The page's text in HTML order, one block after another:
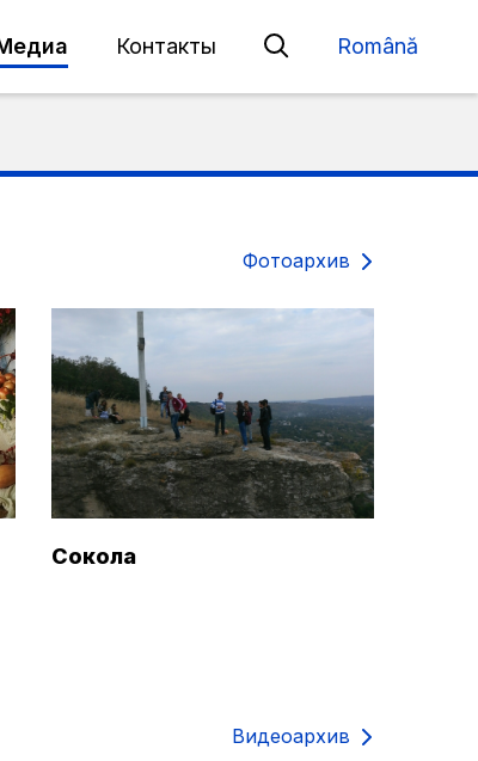
Контакты Română
Фотоархив
Сокола
Видеоархив